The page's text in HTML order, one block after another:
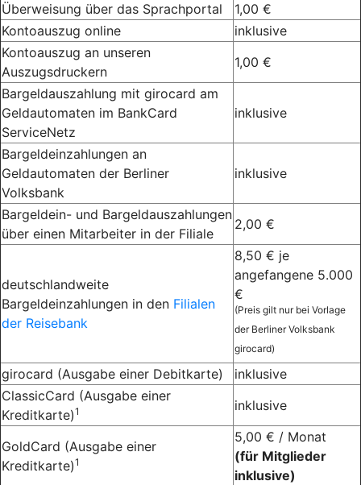
Überweisung über das Sprachportal
1,00 €
Kontoauszug online
inklusive
Kontoauszug an unseren
Auszugsdruckern
1,00 €
Bargeldauszahlung mit girocard am
Geldautomaten im BankCard
ServiceNetz
inklusive
Bargeldeinzahlungen an
Geldautomaten der Berliner
Volksbank
inklusive
Bargeldein- und Bargeldauszahlungen
über einen Mitarbeiter in der Filiale
2,00 €
deutschlandweite
Bargeldeinzahlungen in den Filialen
der Reisebank
8,50 € je
angefangene 5.000
€
(Preis gilt nur bei Vorlage
der Berliner Volksbank
girocard)
girocard (Ausgabe einer Debitkarte)
inklusive
ClassicCard (Ausgabe einer
Kreditkarte)1 inklusive
GoldCard (Ausgabe einer
Kreditkarte)1
5,00 € / Monat
(für Mitglieder
inklusive)